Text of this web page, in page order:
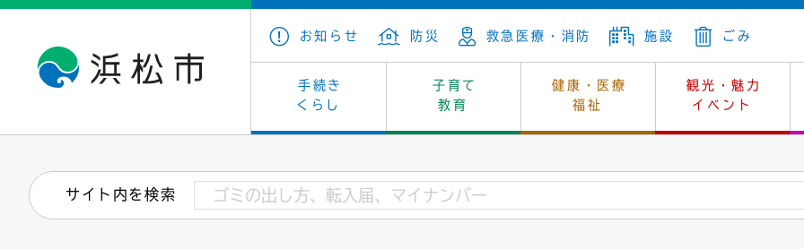
お知らせ 防災 救急医療・消防 施設 ごみ
手続き
くらし
子育て
教育
健康・医療
福祉
観光・魅力
イベント
戸籍・住民の手続き 保険・年金 上下水道
住まい・建築 墓地・斎場 消費生活
子育て・青少年・若者 教育 生涯学習
看護専門学校 学級閉鎖 幼稚園一覧
健康・医療 福祉 休日当番医
介護保険 保健所
文化・芸術 文化財 レジャー・スポーツ
浜松・浜名湖だいすきネット はじめよう、ハマライフ
産業振興 カーボンニュートラル 土地
発注情報(入札・契約) 福祉・介護 環境対策
市の概要 庁舎案内 市長の部屋
外郭団体 統計 選挙
サイト内を検索